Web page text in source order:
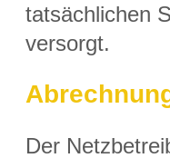
tatsächlichen
versorgt.
Der